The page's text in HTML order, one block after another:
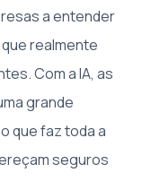
a entender
realmente
Com a IA, as
grande
que faz toda a
seguros